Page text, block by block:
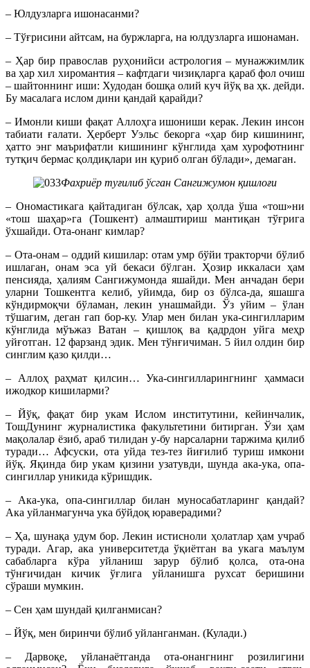
– Юлдузларга ишонасанми?
– Тўғрисини айтсам, на буржларга, на юлдузларга ишонаман.
– Ҳар бир православ руҳонийси астрология – мунажжимлик
ва ҳар хил хиромантия – кафтдаги чизиқларга қараб фол очиш
– шайтоннинг иши: Худодан бошқа олий куч йўқ ва ҳк. дейди.
Бу масалага ислом дини қандай қарайди?
– Имонли киши фақат Аллоҳга ишониши керак. Лекин инсон
табиати ғалати. Ҳерберт Уэльс бекорга «ҳар бир кишининг,
ҳатто энг маърифатли кишининг кўнглида ҳам хурофотнинг
тутқич бермас қолдиқлари ин қуриб олган бўлади», демаган.
Фахриёр туғилиб ўсган Сангижумон қишлоғи
– Ономастикага қайтадиган бўлсак, ҳар ҳолда ўша «тош»ни
«тош шаҳар»га (Тошкент) алмаштириш мантиқан тўғрига
ўхшайди. Ота-онанг кимлар?
– Ота-онам – оддий кишилар: отам умр бўйи тракторчи бўлиб
ишлаган, онам эса уй бекаси бўлган. Ҳозир иккаласи ҳам
пенсияда, ҳалиям Сангижумонда яшайди. Мен анчадан бери
уларни Тошкентга келиб, уйимда, бир оз бўлса-да, яшашга
кўндирмоқчи бўламан, лекин унашмайди. Ўз уйим – ўлан
тўшагим, деган гап бор-ку. Улар мен билан ука-сингилларим
кўнглида мўъжаз Ватан – қишлоқ ва қадрдон уйга меҳр
уйғотган. 12 фарзанд эдик. Мен тўнғичиман. 5 йил олдин бир
синглим қазо қилди…
– Аллоҳ раҳмат қилсин… Ука-сингилларингнинг ҳаммаси
ижодкор кишиларми?
– Йўқ, фақат бир укам Ислом институтини, кейинчалик,
ТошДунинг журналистика факультетини битирган. Ўзи ҳам
мақолалар ёзиб, араб тилидан у-бу нарсаларни таржима қилиб
туради… Афсуски, ота уйда тез-тез йиғилиб туриш имкони
йўқ. Яқинда бир укам қизини узатувди, шунда ака-ука, опа-
сингиллар уникида кўришдик.
– Ака-ука, опа-сингиллар билан муносабатларинг қандай?
Ака уйланмагунча ука бўйдоқ юраверадими?
– Ҳа, шунақа удум бор. Лекин истисноли ҳолатлар ҳам учраб
туради. Агар, ака университетда ўқиётган ва укага маълум
сабабларга кўра уйланиш зарур бўлиб қолса, ота-она
тўнғичидан кичик ўғлига уйланишга рухсат беришини
сўраши мумкин.
– Сен ҳам шундай қилганмисан?
– Йўқ, мен биринчи бўлиб уйланганман. (Кулади.)
– Дарвоқе, уйланаётганда ота-онангнинг розилигини